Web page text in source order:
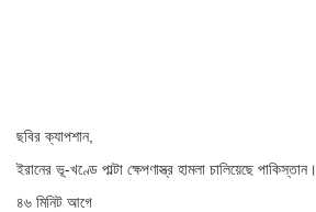
ছবির ক্যাপশান,
ইরানের ভূ-খণ্ডে পাল্টা ক্ষেপণাস্ত্র হামলা চালিয়েছে পাকিস্তান।
৪৬ মিনিট আগে